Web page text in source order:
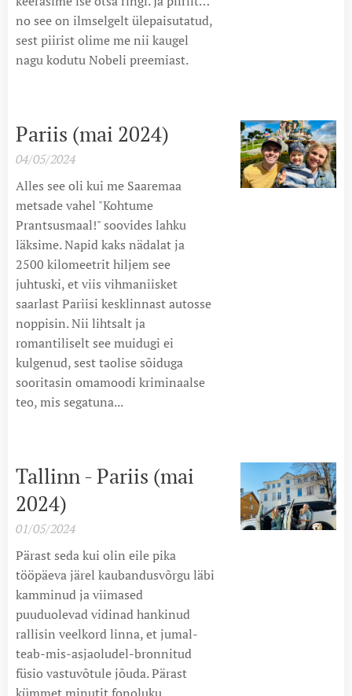
no see on ilmselgelt ülepaisutatud,
sest piirist olime me nii kaugel
nagu kodutu Nobeli preemiast.
Pariis (mai 2024)
04/05/2024
Alles see oli kui me Saaremaa
metsade vahel "Kohtume
Prantsusmaal!" soovides lahku
läksime. Napid kaks nädalat ja
2500 kilomeetrit hiljem see
juhtuski, et viis vihmaniisket
saarlast Pariisi kesklinnast autosse
noppisin. Nii lihtsalt ja
romantiliselt see muidugi ei
kulgenud, sest taolise sõiduga
sooritasin omamoodi kriminaalse
teo, mis segatuna...
Tallinn - Pariis (mai
2024)
01/05/2024
Pärast seda kui olin eile pika
tööpäeva järel kaubandusvõrgu läbi
kamminud ja viimased
puuduolevad vidinad hankinud
rallisin veelkord linna, et jumal-
teab-mis-asjaoludel-bronnitud
füsio vastuvõtule jõuda. Pärast